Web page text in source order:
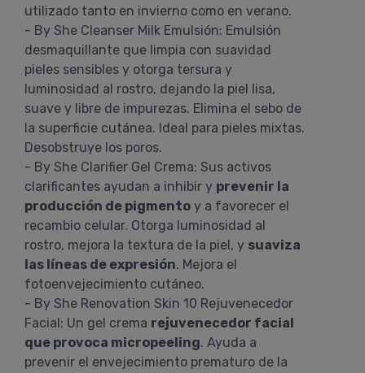
utilizado tanto en invierno como en verano.
- By She Cleanser Milk Emulsión: Emulsión
desmaquillante que limpia con suavidad
pieles sensibles y otorga tersura y
luminosidad al rostro, dejando la piel lisa,
suave y libre de impurezas. Elimina el sebo de
la superficie cutánea. Ideal para pieles mixtas.
Desobstruye los poros.
- By She Clarifier Gel Crema: Sus activos
clarificantes ayudan a inhibir y prevenir la
producción de pigmento y a favorecer el
recambio celular. Otorga luminosidad al
rostro, mejora la textura de la piel, y suaviza
las líneas de expresión. Mejora el
fotoenvejecimiento cutáneo.
- By She Renovation Skin 10 Rejuvenecedor
Facial: Un gel crema rejuvenecedor facial
que provoca micropeeling. Ayuda a
prevenir el envejecimiento prematuro de la